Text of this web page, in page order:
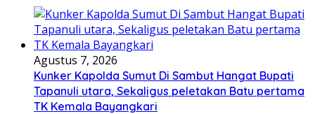
Agustus 7, 2026
Kunker Kapolda Sumut Di Sambut Hangat Bupati
Tapanuli utara, Sekaligus peletakan Batu pertama
TK Kemala Bayangkari